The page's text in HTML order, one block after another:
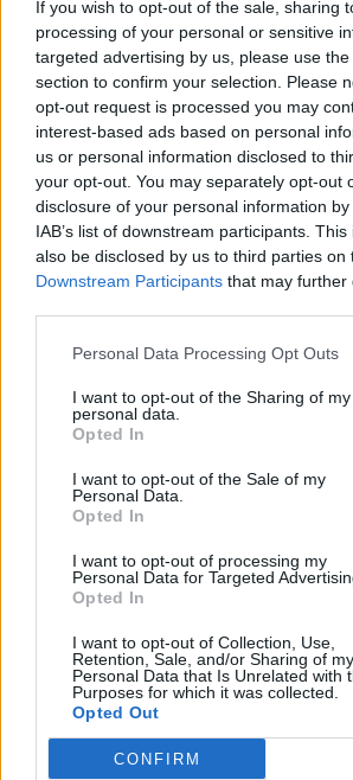
If you wish to opt-out of the sale, sharing
processing of your personal or sensitive
targeted advertising by us, please use
section to confirm your selection. Please
opt-out request is processed you may
interest-based ads based on personal
us or personal information disclosed to
your opt-out. You may separately opt-out
disclosure of your personal information
IAB’s list of downstream participants.
also be disclosed by us to third parties on
Downstream Participants that may further
Personal Data Processing Opt Outs
I want to opt-out of the Sharing of my
personal data.
Opted In
I want to opt-out of the Sale of my
Personal Data.
Opted In
I want to opt-out of processing my
Personal Data for Targeted
Opted In
I want to opt-out of Collection, Use,
Retention, Sale, and/or Sharing of my
Personal Data that Is Unrelated with
Purposes for which it was collected.
Opted Out
CONFIRM
Ihrem bereits vorhandenen oder
möglichen Zugriffen durch unbekannte
Folge uns auf...